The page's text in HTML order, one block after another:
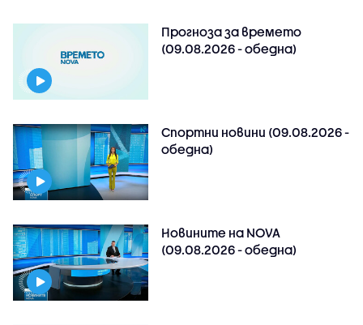
Прогноза за времето
(09.08.2026 - обедна)
Спортни новини (09.08.2026 -
обедна)
Новините на NOVA
(09.08.2026 - обедна)